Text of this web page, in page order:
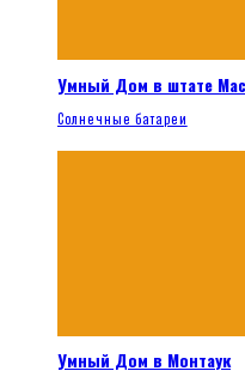
Умный Дом в штате
Солнечные батареи
Умный Дом в Монтаук